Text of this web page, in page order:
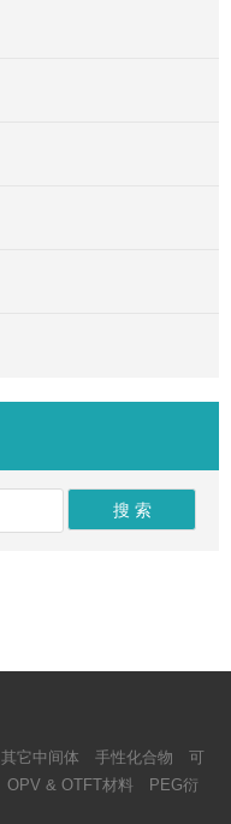
其它中间体 手性化合物
可
OPV & OTFT材料
PEG衍